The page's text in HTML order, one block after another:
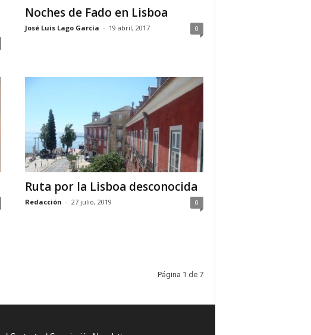
Noches de Fado en Lisboa
José Luis Lago García - 19 abril, 2017 0
Ruta por la Lisboa desconocida
Redacción - 27 julio, 2019 0
Página 1 de 7